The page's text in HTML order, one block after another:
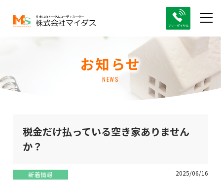
お知らせ
NEWS
税金だけ払っている空き家ありません
か？
新着情報 2025/06/16